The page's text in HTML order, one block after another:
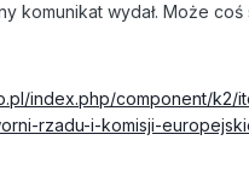
komunikat wydał. Może coś
index.php/component/k2/
rzadu-i-komisji-